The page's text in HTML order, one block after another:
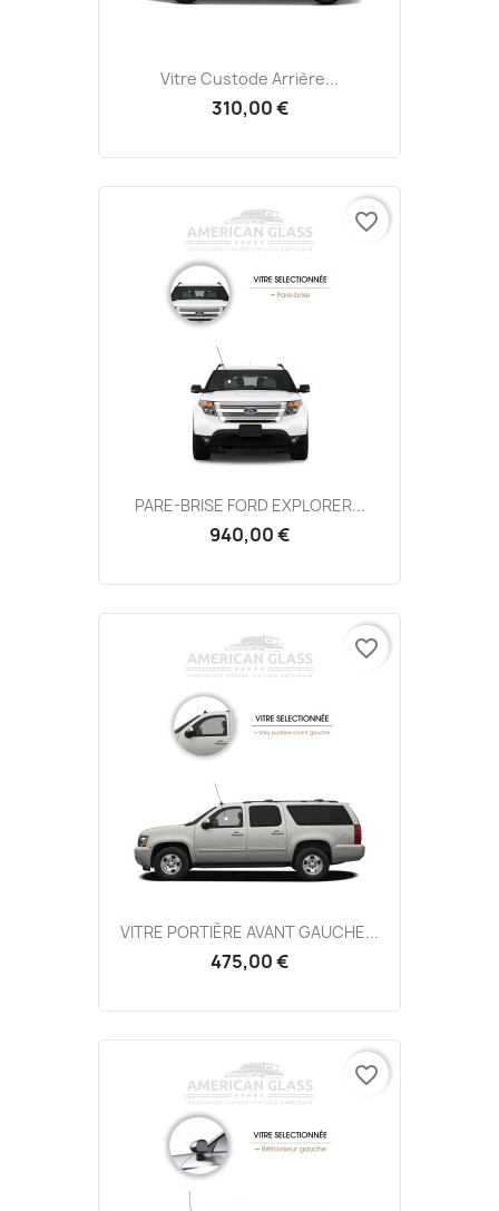
Vitre Custode Arrière...
310,00 €
PARE-BRISE FORD EXPLORER...
940,00 €
favorite_border
VITRE PORTIÈRE AVANT GAUCHE...
475,00 €
favorite_border
favorite_border